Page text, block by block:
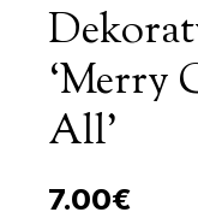
‘Merry
All’
7.00€